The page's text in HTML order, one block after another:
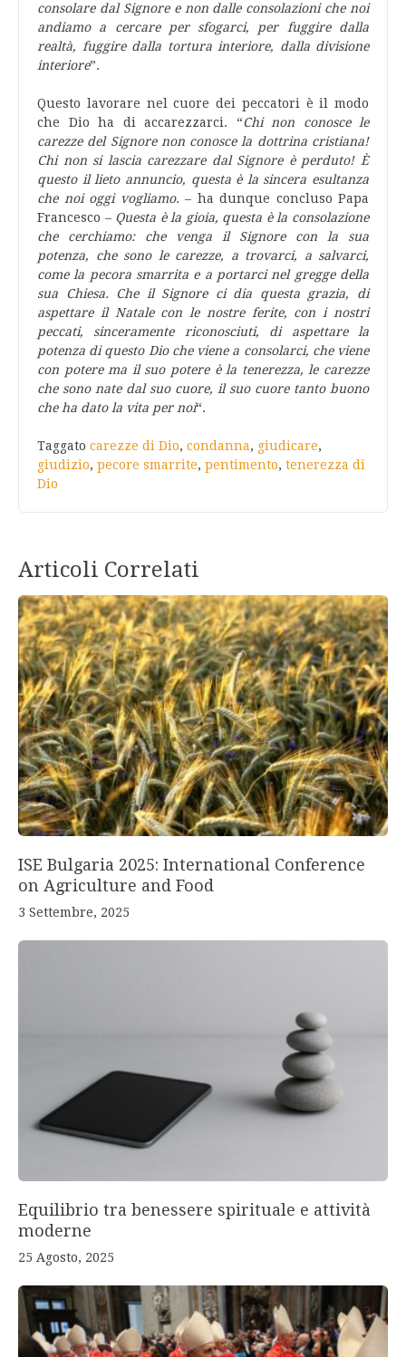
consolare dal Signore e non dalle consolazioni che noi
andiamo a cercare per sfogarci, per fuggire dalla
realtà, fuggire dalla tortura interiore, dalla divisione
interiore”.
Questo lavorare nel cuore dei peccatori è il modo
che Dio ha di accarezzarci. “Chi non conosce le
carezze del Signore non conosce la dottrina cristiana!
Chi non si lascia carezzare dal Signore è perduto! È
questo il lieto annuncio, questa è la sincera esultanza
che noi oggi vogliamo. – ha dunque concluso Papa
Francesco – Questa è la gioia, questa è la consolazione
che cerchiamo: che venga il Signore con la sua
potenza, che sono le carezze, a trovarci, a salvarci,
come la pecora smarrita e a portarci nel gregge della
sua Chiesa. Che il Signore ci dia questa grazia, di
aspettare il Natale con le nostre ferite, con i nostri
peccati, sinceramente riconosciuti, di aspettare la
potenza di questo Dio che viene a consolarci, che viene
con potere ma il suo potere è la tenerezza, le carezze
che sono nate dal suo cuore, il suo cuore tanto buono
che ha dato la vita per noi“.
Taggato carezze di Dio, condanna, giudicare,
giudizio, pecore smarrite, pentimento, tenerezza di
Dio
Articoli Correlati
ISE Bulgaria 2025: International Conference
on Agriculture and Food
3 Settembre, 2025
Equilibrio tra benessere spirituale e attività
moderne
25 Agosto, 2025